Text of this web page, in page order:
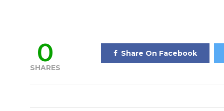
0
SHARES
Share On Facebook